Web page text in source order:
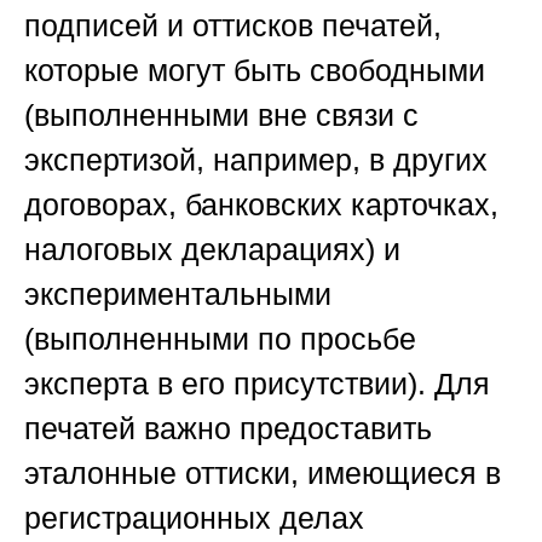
подписей и оттисков печатей,
которые могут быть свободными
(выполненными вне связи с
экспертизой, например, в других
договорах, банковских карточках,
налоговых декларациях) и
экспериментальными
(выполненными по просьбе
эксперта в его присутствии). Для
печатей важно предоставить
эталонные оттиски, имеющиеся в
регистрационных делах